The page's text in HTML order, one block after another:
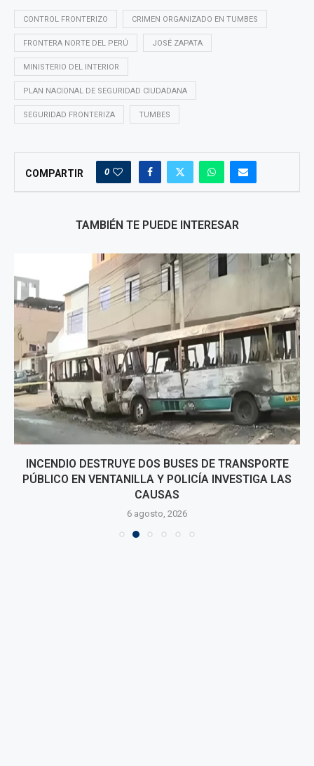
CONTROL FRONTERIZO CRIMEN ORGANIZADO EN TUMBES
FRONTERA NORTE DEL PERÚ JOSÉ ZAPATA
MINISTERIO DEL INTERIOR
PLAN NACIONAL DE SEGURIDAD CIUDADANA
SEGURIDAD FRONTERIZA TUMBES
COMPARTIR 0
TAMBIÉN TE PUEDE INTERESAR
INCENDIO DESTRUYE DOS BUSES DE TRANSPORTE
PÚBLICO EN VENTANILLA Y POLICÍA INVESTIGA LAS
CAUSAS
6 agosto, 2026